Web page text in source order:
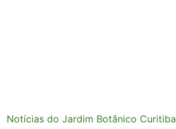
Notícias do Jardim Botânico Curitiba